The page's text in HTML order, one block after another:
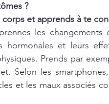
?
et apprends à te
les
hormonales et leurs
Prends par
Selon les
et les maux associés